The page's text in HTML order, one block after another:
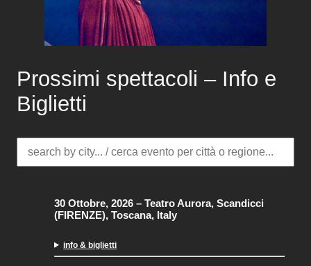
Prossimi spettacoli – Info e
Biglietti
30 Ottobre, 2026 – Teatro Aurora, Scandicci
(FIRENZE), Toscana, Italy
info & biglietti